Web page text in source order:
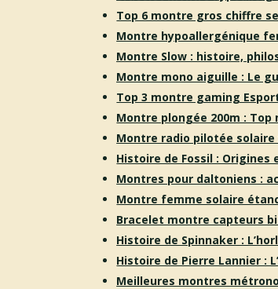
Top 6 montre gros chiffre
Montre hypoallergénique
Montre Slow : histoire,
Montre mono aiguille : Le
Top 3 montre gaming
Montre plongée 200m :
Montre radio pilotée
Histoire de Fossil :
Montres pour daltoniens :
Montre femme solaire
Bracelet montre capteurs
Histoire de Spinnaker :
Histoire de Pierre Lannier :
Meilleures montres